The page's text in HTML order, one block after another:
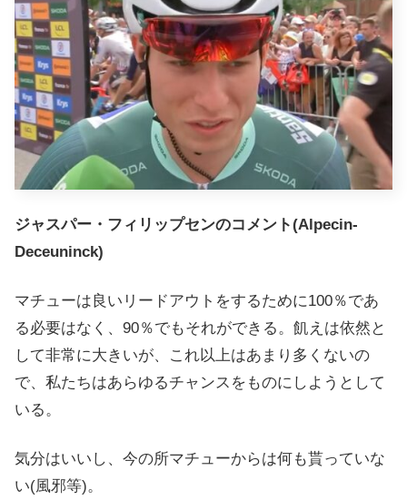
ジャスパー・フィリップセンのコメント(Alpecin-
Deceuninck)
マチューは良いリードアウトをするために100％であ
る必要はなく、90％でもそれができる。飢えは依然と
して非常に大きいが、これ以上はあまり多くないの
で、私たちはあらゆるチャンスをものにしようとして
いる。
気分はいいし、今の所マチューからは何も貰っていな
い(風邪等)。